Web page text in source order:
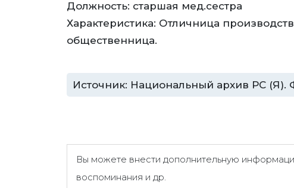
Должность: старшая мед.сестра
Характеристика: Отличница
общественница.
Источник: Национальный архив РС (Я).
Вы можете внести дополнительную
воспоминания и др.